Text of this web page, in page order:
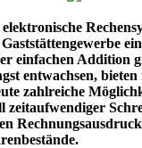
einfachen Addition
entwachsen, bieten
zahlreiche
zeitaufwendiger